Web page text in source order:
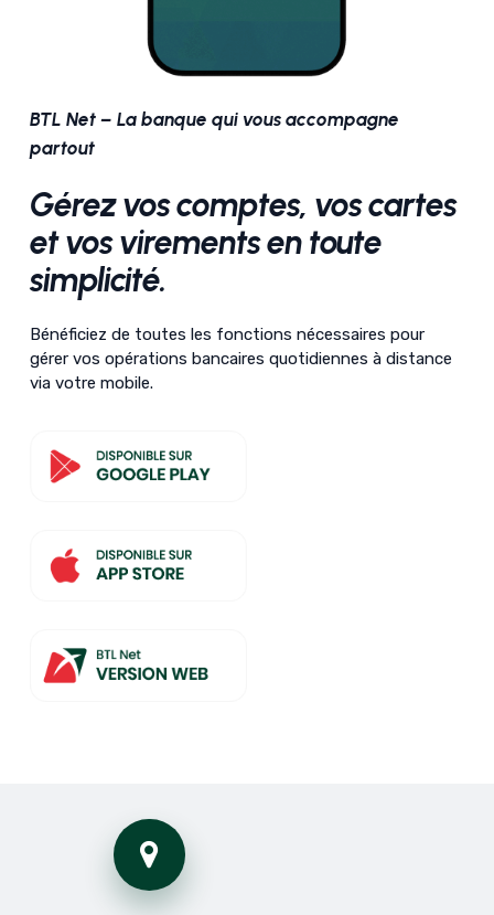
BTL Net – La banque qui vous accompagne
partout
Gérez vos comptes, vos cartes
et vos virements en toute
simplicité.
Bénéficiez de toutes les fonctions nécessaires pour
gérer vos opérations bancaires quotidiennes à distance
via votre mobile.